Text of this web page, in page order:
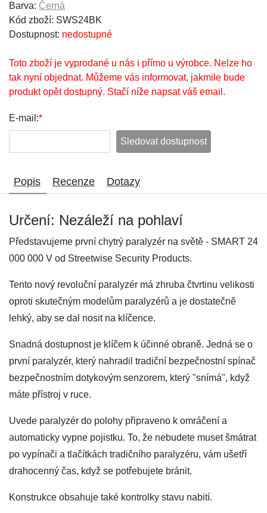
Barva: Černá
Kód zboží: SWS24BK
Dostupnost: nedostupné
Toto zboží je vyprodané u nás i přímo u výrobce. Nelze ho
tak nyní objednat. Můžeme vás informovat, jakmile bude
produkt opět dostupný. Stačí níže napsat váš email.
E-mail:*
Sledovat dostupnost
Popis Recenze Dotazy
Určení: Nezáleží na pohlaví
Představujeme první chytrý paralyzér na světě - SMART 24
000 000 V od Streetwise Security Products.
Tento nový revoluční paralyzér má zhruba čtvrtinu velikosti
oproti skutečným modelům paralyzérů a je dostatečně
lehký, aby se dal nosit na klíčence.
Snadná dostupnost je klíčem k účinné obraně. Jedná se o
první paralyzér, který nahradil tradiční bezpečnostní spínač
bezpečnostním dotykovým senzorem, který "snímá", když
máte přístroj v ruce.
Uvede paralyzér do polohy připraveno k omráčení a
automaticky vypne pojistku. To, že nebudete muset šmátrat
po vypínači a tlačítkách tradičního paralyzéru, vám ušetří
drahocenný čas, když se potřebujete bránit.
Konstrukce obsahuje také kontrolky stavu nabití.